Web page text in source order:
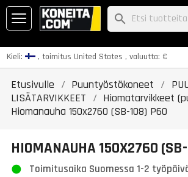
Kieli: , toimitus United States , valuutta: €
search
Etusivulle Puuntyöstökoneet
LISÄTARVIKKEET
Hiomatarvikkeet
Hiomanauha 150x2760 (SB-108) P60
HIOMANAUHA 150X2760
Toimitusaika Suomessa 1-2